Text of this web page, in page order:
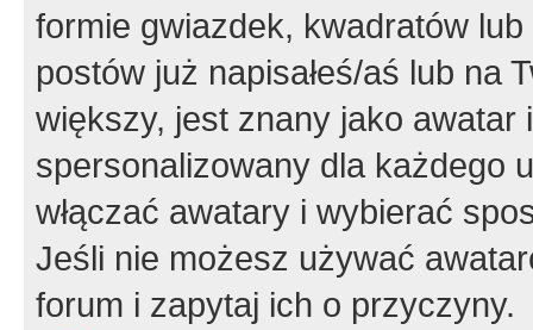
formie gwiazdek, kwadratów
postów już napisałeś/aś lub na
większy, jest znany jako
spersonalizowany dla każdego
włączać awatary i wybierać
Jeśli nie możesz używać
forum i zapytaj ich o przyczyny.